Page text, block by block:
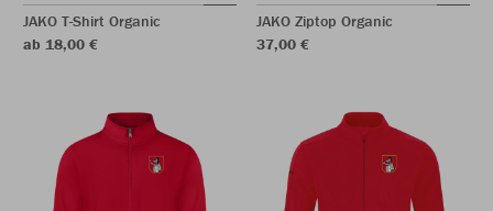
JAKO T-Shirt Organic
ab 18,00 €
JAKO Ziptop Organic
37,00 €